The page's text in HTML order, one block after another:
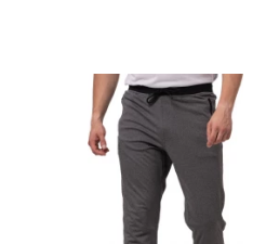
доставки